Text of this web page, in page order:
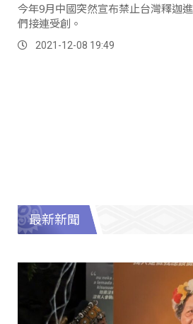
今年9月中國突然宣布禁止台灣釋迦
們接連受創。
2021-12-08 19:49
最新新聞